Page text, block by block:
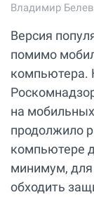
Владимир Белев
Версия
помимо
компьютера.
на
продолжило
компьютере
минимум, для
обходить